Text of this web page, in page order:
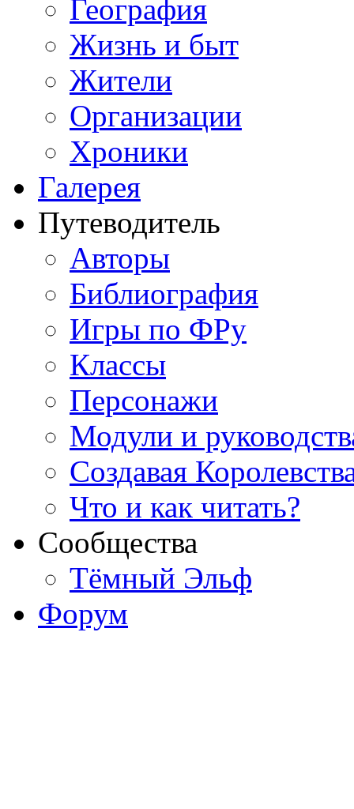
География
Жизнь и быт
Жители
Организации
Хроники
Галерея
Путеводитель
Авторы
Библиография
Игры по ФРу
Классы
Персонажи
Модули и
Создавая
Что и как читать?
Сообщества
Тёмный Эльф
Форум